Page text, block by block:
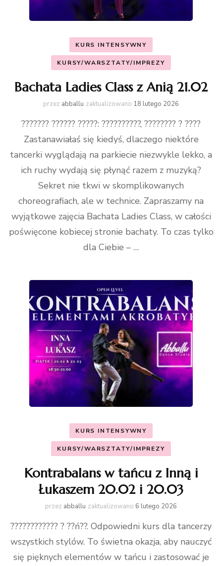
KURS INTENSYWNY
KURSY/WARSZTATY/IMPREZY
Bachata Ladies Class z Anią 21.02
przez abballu zaktualizowano 18 lutego 2026
??????? ?????? ?????: ??????????, ???????? ? ????
Zastanawiałaś się kiedyś, dlaczego niektóre
tancerki wyglądają na parkiecie niezwykle lekko, a
ich ruchy wydają się płynąć razem z muzyką?
Sekret nie tkwi w skomplikowanych
choreografiach, ale w technice. Zapraszamy na
wyjątkowe zajęcia Bachata Ladies Class, w całości
poświęcone kobiecej stronie bachaty. To czas tylko
dla Ciebie – …
KURS INTENSYWNY
KURSY/WARSZTATY/IMPREZY
Kontrabalans w tańcu z Inną i
Łukaszem 20.02 i 20.03
przez abballu zaktualizowano 6 lutego 2026
???????????? ? ??ń??. Odpowiedni kurs dla tancerzy
wszystkich stylów. To świetna okazja, aby nauczyć
się pięknych elementów w tańcu i zastosować je